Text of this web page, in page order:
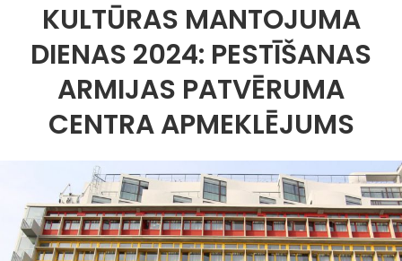
KULTŪRAS MANTOJUMA
DIENAS 2024: PESTĪŠANAS
ARMIJAS PATVĒRUMA
CENTRA APMEKLĒJUMS